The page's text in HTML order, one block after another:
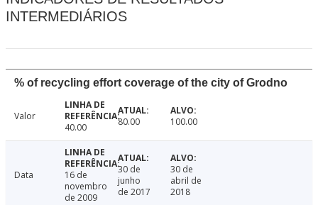
INTERMEDIÁRIOS
% of recycling effort coverage of the city of Grodno
Valor
40.00
80.00 100.00
Data
16 de
novembro
de 2009
30 de
junho
de 2017
30 de
abril de
2018